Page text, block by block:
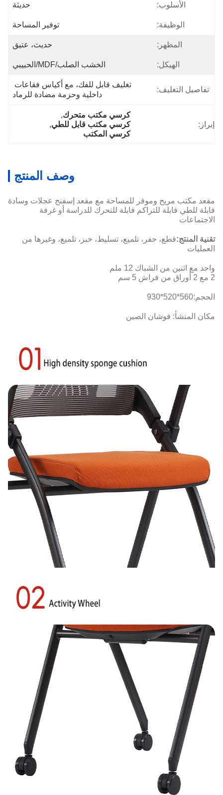
الأسلوب: حديثة
الوظيفة: توفير المساحة
المظهر: حديث، عتيق
الهيكل: الخشب الصلب/MDF/الحبيبي
تفاصيل التغليف:
تغليف قابل للفك، مع أكياس فقاعات
داخلية وحزمة مضادة للرماد
إبراز:
كرسي مكتب متحرك,
كرسي مكتب قابل للطي ,
كرسي المكتب
وصف المنتج
مقعد مكتب مريح وموفر للمساحة مع مقعد إسفنج عجلات وسادة
قابلة للطي قابلة للتراكم قابلة للتحرك للدراسة أو غرفة
الاجتماعات
تقنية المنتج:قطع، حفر، تلميع، تسليط، خبز، تلميع، وغيرها من
العمليات
واحد مع اثنين من الشباك 12 ملم
2 مع 2 أوراق من فراش 5 سم
الحجم:560*520*930
مكان المنشأ: فوشان الصين